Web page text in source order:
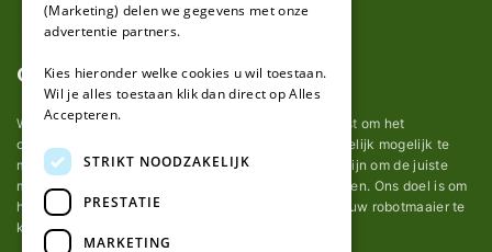
Over ons
Wij van robotmaaier-mesjes.nl doen ons uiterste best om het
onderhoud van robot grasmaaier mesjes zo gemakkelijk mogelijk te
maken. Uit ervaring merkten we hoe lastig het kan zijn om de juiste
messen voor een automatische grasmachine te vinden. Ons doel is om
het u makkelijk te maken om de goede mesjes voor uw robotmaaier te
kopen.
(Marketing) delen we gegevens met onze
advertentie partners.
Kies hieronder welke cookies u wil toestaan.
Wil je alles toestaan klik dan direct op Alles
Accepteren.
STRIKT NOODZAKELIJK
PRESTATIE
MARKETING